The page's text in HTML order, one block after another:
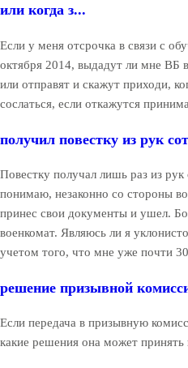
или когда з...
Если у меня отсрочка в связи с
октября 2014, выдадут ли мне ВБ
или отправят и скажут приходи,
сослаться, если откажутся
получил повестку из рук
Повестку получал лишь раз из
понимаю, незаконно со стороны
принес свои документы и ушел.
военкомат. Являюсь ли я
учетом того, что мне уже почти
решение призывной
Если передача в призывную
какие решения она может принять